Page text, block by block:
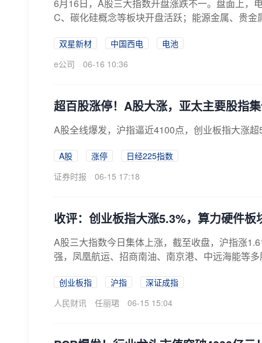
6月16日，A股三大指数开盘涨跌不一。盘面上，
C、碳化硅概念等板块开盘活跃；能源金属、贵
双星新材 中国西电
电池
e公司
06-16 10:36
超百股涨停！A股大涨，亚太主要股指
A股全线爆发，沪指逼近4100点，创业板指大涨
A股 涨停
日经225指数
证券时报
06-15 17:18
收评：创业板指大涨5.3%，算力硬件
A股三大指数今日集体上涨，截至收盘，沪指涨
强，凤凰航运、招商南油、南京港、中远海能等
创业板指 沪指
深证成指
人民财讯
任丽珺 06-15 15:04